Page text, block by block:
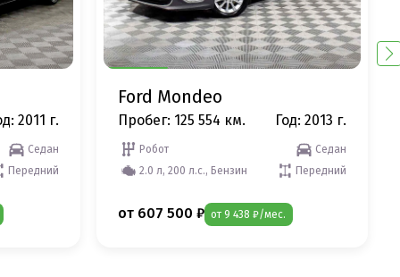
2011 г.
Седан
Передний
Ford Mondeo
Пробег: 125 554 км. Год: 2013 г.
Робот
Седан
2.0 л, 200 л.с., Бензин
Передний
от 607 500 ₽ от 9 438 ₽/мес.